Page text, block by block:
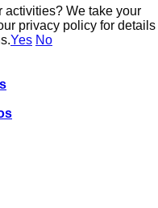
activities? We take your
privacy policy for details
Yes No
activities? We take your
privacy policy for details
Yes No